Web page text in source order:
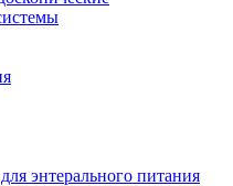
энтерального питания